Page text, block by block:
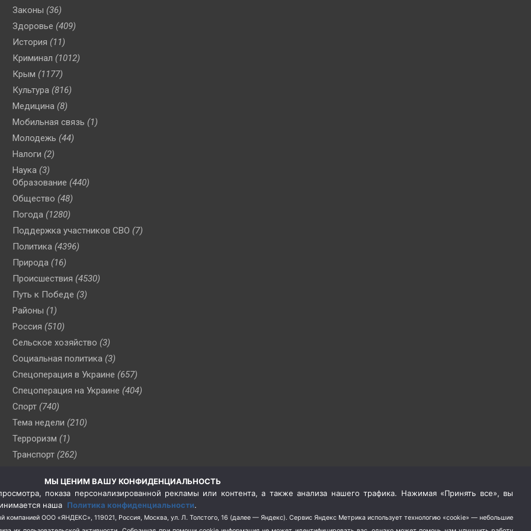
Законы (36)
Здоровье (409)
История (11)
Криминал (1012)
Крым (1177)
Культура (816)
Медицина (8)
Мобильная связь (1)
Молодежь (44)
Налоги (2)
Наука (3)
Образование (440)
Общество (48)
Погода (1280)
Поддержка участников СВО (7)
Политика (4396)
Природа (16)
Происшествия (4530)
Путь к Победе (3)
Районы (1)
Россия (510)
Сельское хозяйство (3)
Социальная политика (3)
Спецоперация в Украине (657)
Спецоперация на Украине (404)
Спорт (740)
Тема недели (210)
Терроризм (1)
Транспорт (262)
(76)
Цены (2)
Школа и спорт (2)
МЫ ЦЕНИМ ВАШУ КОНФИДЕНЦИАЛЬНОСТЬ
показа персонализированной рекламы или контента, а также анализа нашего трафика. Нажимая «Принять все», вы
наша Политика конфиденциальности.
компанией ООО «ЯНДЕКС», 119021, Россия, Москва, ул. Л. Толстого, 16 (далее — Яндекс). Сервис Яндекс Метрика использует технологию «cookie» — небольшие